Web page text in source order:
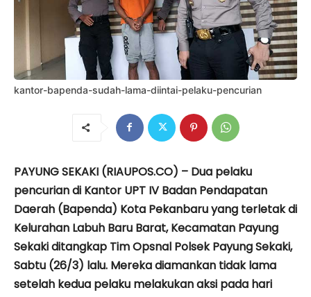
kantor-bapenda-sudah-lama-diintai-pelaku-pencurian
PAYUNG SEKAKI (RIAUPOS.CO) – Dua pe­laku
pencurian di Kantor UPT IV Badan Pendapatan
Daerah (Bapenda) Kota Pekanbaru yang terletak di
Kelurahan Labuh Baru Barat, Kecamatan Payung
Sekaki ditangkap Tim Opsnal Polsek Payung Sekaki,
Sabtu (26/3) lalu. Mereka diamankan tidak lama
setelah kedua pelaku melakukan aksi pada hari